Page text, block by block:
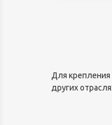
Для
других